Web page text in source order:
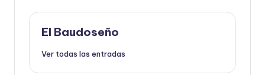
El Baudoseño
Ver todas las entradas